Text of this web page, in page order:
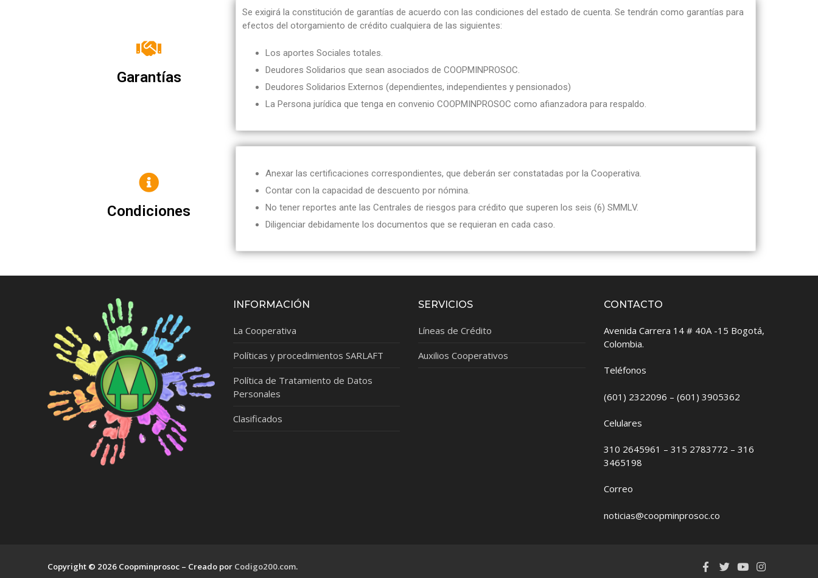
Garantías
Se exigirá la constitución de garantías de acuerdo con las condiciones del estado de cuenta. Se tendrán como garantías para
efectos del otorgamiento de crédito cualquiera de las siguientes:
Los aportes Sociales totales.
Deudores Solidarios que sean asociados de COOPMINPROSOC.
Deudores Solidarios Externos (dependientes, independientes y pensionados)
La Persona jurídica que tenga en convenio COOPMINPROSOC como afianzadora para respaldo.
Condiciones
Anexar las certificaciones correspondientes, que deberán ser constatadas por la Cooperativa.
Contar con la capacidad de descuento por nómina.
No tener reportes ante las Centrales de riesgos para crédito que superen los seis (6) SMMLV.
Diligenciar debidamente los documentos que se requieran en cada caso.
INFORMACIÓN
La Cooperativa
Políticas y procedimientos SARLAFT
Política de Tratamiento de Datos
Personales
Clasificados
SERVICIOS
Líneas de Crédito
Auxilios Cooperativos
CONTACTO
Avenida Carrera 14 # 40A -15 Bogotá,
Colombia.
Teléfonos
(601) 2322096 – (601) 3905362
Celulares
310 2645961 – 315 2783772 – 316
3465198
Correo
noticias@coopminprosoc.co
Copyright © 2026 Coopminprosoc – Creado por Codigo200.com.